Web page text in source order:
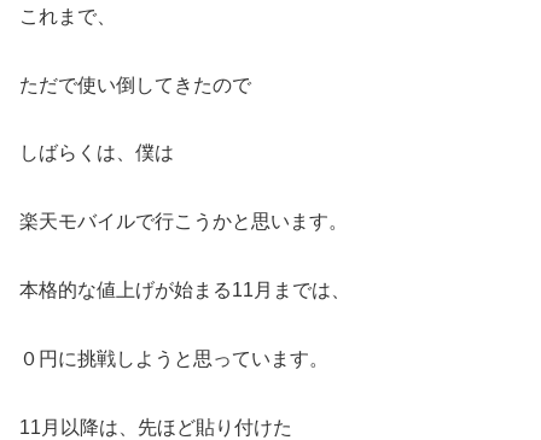
これまで、
ただで使い倒してきたので
しばらくは、僕は
楽天モバイルで行こうかと思います。
本格的な値上げが始まる11月までは、
０円に挑戦しようと思っています。
11月以降は、先ほど貼り付けた